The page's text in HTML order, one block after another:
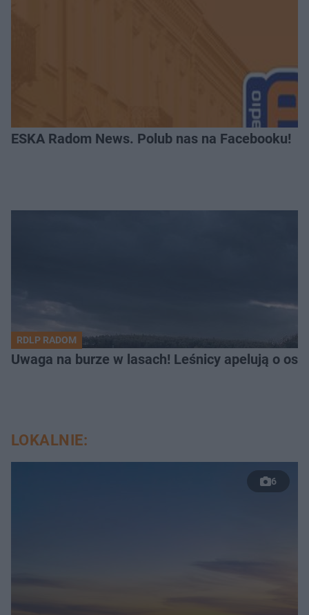
ESKA Radom News. Polub nas na Facebooku!
RDLP RADOM
Uwaga na burze w lasach! Leśnicy apelują o
LOKALNIE:
6